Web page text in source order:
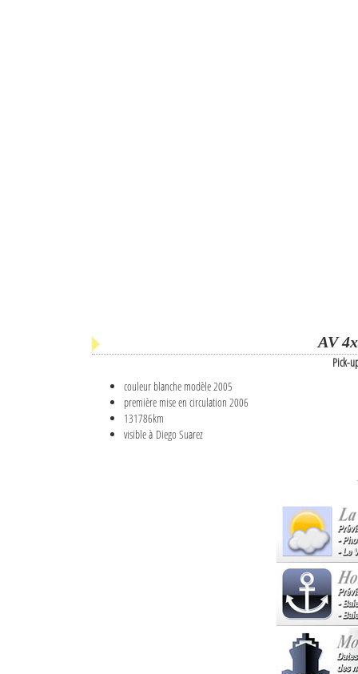
AV
Pick-
couleur blanche modèle 2005
première mise en circulation 2006
131786km
visible à Diego Suarez